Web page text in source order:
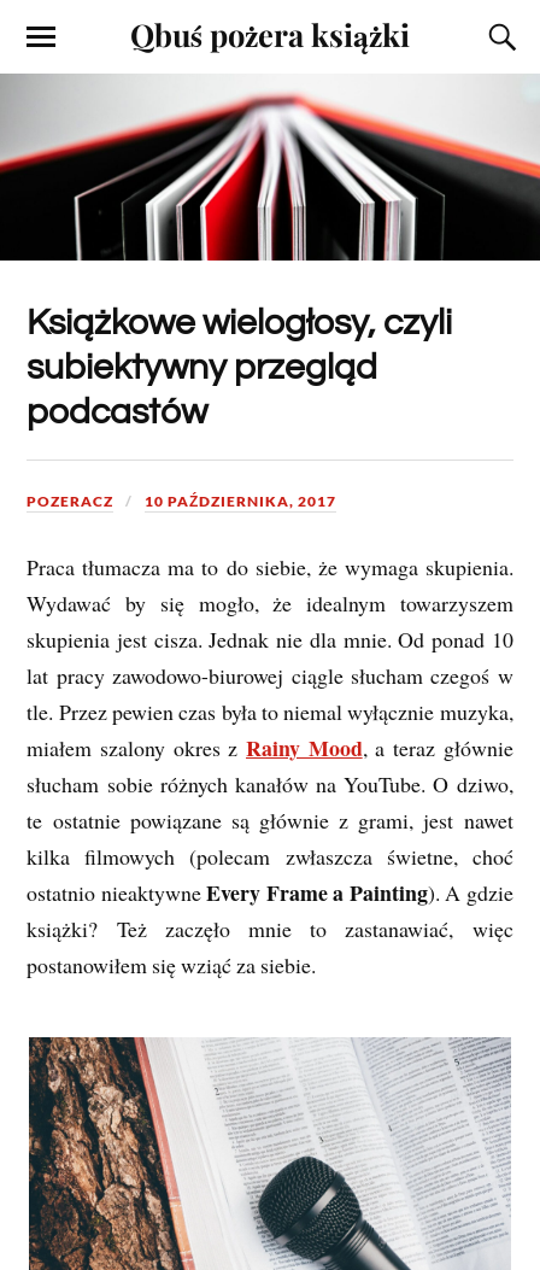
Qbuś pożera książki
Książkowe wielogłosy, czyli
subiektywny przegląd
podcastów
POZERACZ 10 PAŹDZIERNIKA, 2017
Praca tłumacza ma to do siebie, że wymaga skupienia.
Wydawać by się mogło, że idealnym towarzyszem
skupienia jest cisza. Jednak nie dla mnie. Od ponad 10
lat pracy zawodowo-biurowej ciągle słucham czegoś w
tle. Przez pewien czas była to niemal wyłącznie muzyka,
miałem szalony okres z Rainy Mood, a teraz głównie
słucham sobie różnych kanałów na YouTube. O dziwo,
te ostatnie powiązane są głównie z grami, jest nawet
kilka filmowych (polecam zwłaszcza świetne, choć
ostatnio nieaktywneEvery Frame a Painting). A gdzie
książki? Też zaczęło mnie to zastanawiać, więc
postanowiłem się wziąć za siebie.